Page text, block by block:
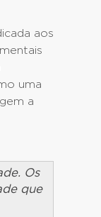
aos
uma
a
Os
que